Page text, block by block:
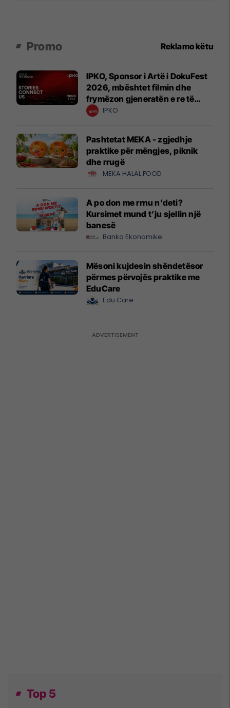
Promo Reklamo këtu
IPKO, Sponsor i Artë i DokuFest
2026, mbështet filmin dhe
frymëzon gjeneratën e re të
krijuesve
IPKO
Pashtetat MEKA - zgjedhje
praktike për mëngjes, piknik
dhe rrugë
MEKA HALAL FOOD
A po don me rrnu n’deti?
Kursimet mund t’ju sjellin një
banesë
Banka Ekonomike
Mësoni kujdesin shëndetësor
përmes përvojës praktike me
EduCare
Edu Care
Top 5